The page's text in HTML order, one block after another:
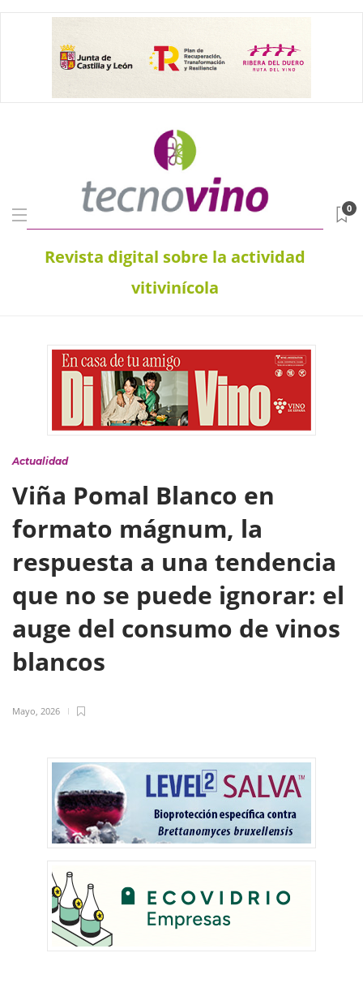
Revista digital sobre la actividad
vitivinícola
0
Actualidad
Viña Pomal Blanco en
formato mágnum, la
respuesta a una tendencia
que no se puede ignorar: el
auge del consumo de vinos
blancos
Mayo, 2026